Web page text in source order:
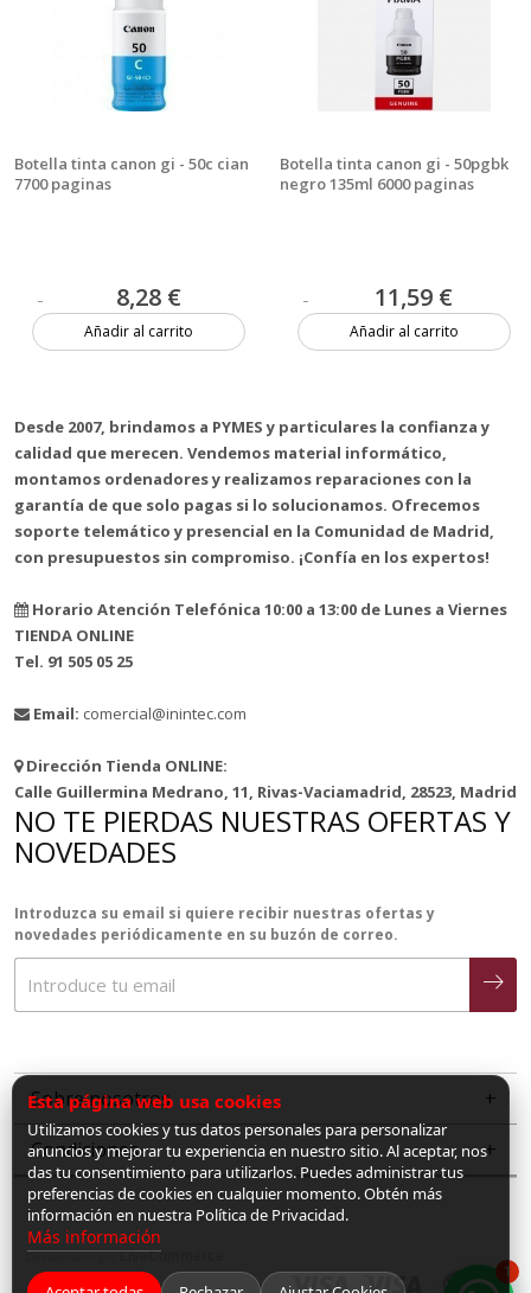
Botella tinta canon gi - 50c cian
7700 paginas
8,28 €
Añadir al carrito
Botella tinta canon gi - 50pgbk
negro 135ml 6000 paginas
11,59 €
Añadir al carrito
Desde 2007, brindamos a PYMES y particulares la confianza y
calidad que merecen. Vendemos material informático,
montamos ordenadores y realizamos reparaciones con la
garantía de que solo pagas si lo solucionamos. Ofrecemos
soporte telemático y presencial en la Comunidad de Madrid,
con presupuestos sin compromiso. ¡Confía en los expertos!
Horario Atención Telefónica 10:00 a 13:00 de Lunes a Viernes
TIENDA ONLINE
Tel. 91 505 05 25
Email: comercial@inintec.com
Dirección Tienda ONLINE:
Calle Guillermina Medrano, 11, Rivas-Vaciamadrid, 28523, Madrid
NO TE PIERDAS NUESTRAS OFERTAS Y
NOVEDADES
Introduzca su email si quiere recibir nuestras ofertas y
novedades periódicamente en su buzón de correo.
Sobre nosotros
Condiciones
LiveCommerce
1
Esta página web usa cookies
Utilizamos cookies y tus datos personales para personalizar
anuncios y mejorar tu experiencia en nuestro sitio. Al aceptar, nos
das tu consentimiento para utilizarlos. Puedes administrar tus
preferencias de cookies en cualquier momento. Obtén más
información en nuestra Política de Privacidad.
Más información